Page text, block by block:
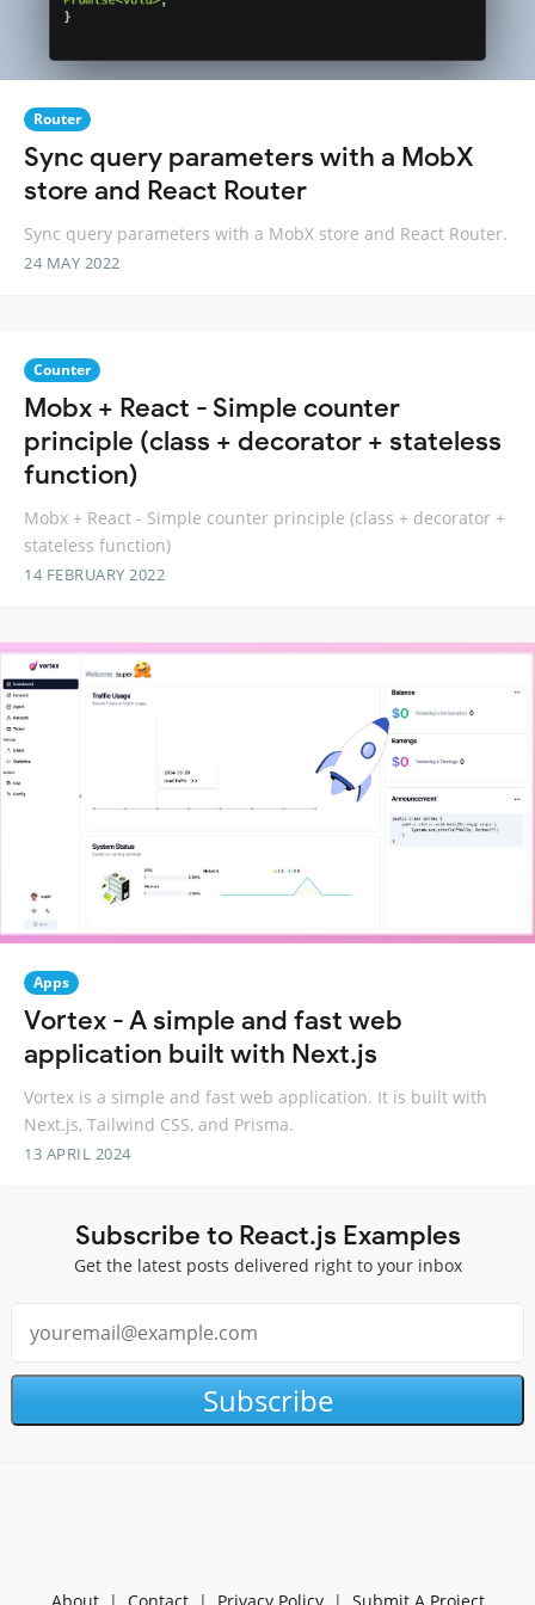
Router
Sync query parameters with a MobX
store and React Router
Sync query parameters with a MobX store and React Router.
24 MAY 2022
Counter
Mobx + React - Simple counter
principle (class + decorator + stateless
function)
Mobx + React - Simple counter principle (class + decorator +
stateless function)
14 FEBRUARY 2022
Apps
Vortex - A simple and fast web
application built with Next.js
Vortex is a simple and fast web application. It is built with
Next.js, Tailwind CSS, and Prisma.
13 APRIL 2024
Subscribe to React.js Examples
Get the latest posts delivered right to your inbox
Subscribe